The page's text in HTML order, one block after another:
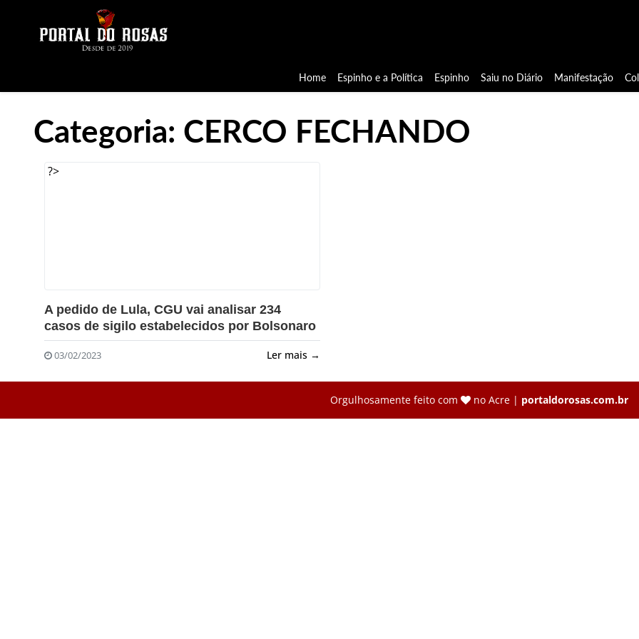
Home Espinho e a Política Espinho Saiu no Diário Manifestação
Categoria: CERCO FECHANDO
?>
A pedido de Lula, CGU vai analisar 234
casos de sigilo estabelecidos por Bolsonaro
03/02/2023 Ler mais →
Orgulhosamente feito com no Acre | portaldorosas.com.br